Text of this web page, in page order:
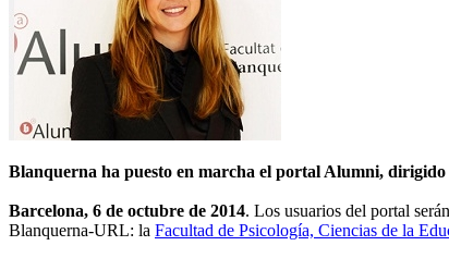
Blanquerna ha puesto en marcha el portal Alumni, dirigido
Barcelona, 6 de octubre de 2014. Los usuarios del portal
Blanquerna-URL: la Facultad de Psicología, Ciencias de la